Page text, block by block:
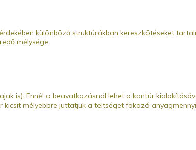
különböző struktúrákban kereszkötéseket
mélysége.
is). Ennél a beavatkozásnál lehet a kontúr
mélyebbre juttatjuk a teltséget fokozó